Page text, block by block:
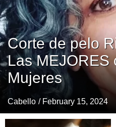
Corte de pelo
Las MEJORES
Mujeres
Cabello / February 15, 2024